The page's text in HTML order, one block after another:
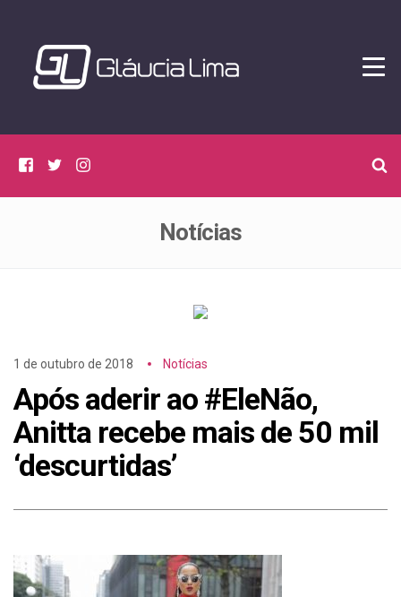
Facebook
Twitter
Notícias
1 de outubro de 2018 Notícias
Após aderir ao #EleNão,
Anitta recebe mais de 50 mil
‘descurtidas’